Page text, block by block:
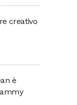
creativo
è